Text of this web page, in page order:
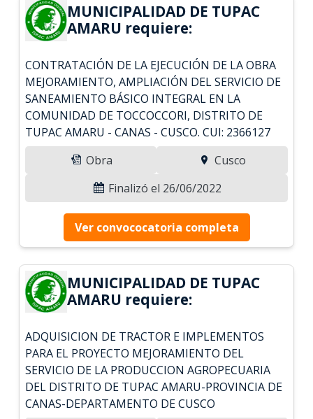
MUNICIPALIDAD DE TUPAC
AMARU requiere:
CONTRATACIÓN DE LA EJECUCIÓN DE LA OBRA
MEJORAMIENTO, AMPLIACIÓN DEL SERVICIO DE
SANEAMIENTO BÁSICO INTEGRAL EN LA
COMUNIDAD DE TOCCOCCORI, DISTRITO DE
TUPAC AMARU - CANAS - CUSCO. CUI: 2366127
Obra
Cusco
Finalizó el 26/06/2022
Ver convococatoria completa
MUNICIPALIDAD DE TUPAC
AMARU requiere:
ADQUISICION DE TRACTOR E IMPLEMENTOS
PARA EL PROYECTO MEJORAMIENTO DEL
SERVICIO DE LA PRODUCCION AGROPECUARIA
DEL DISTRITO DE TUPAC AMARU-PROVINCIA DE
CANAS-DEPARTAMENTO DE CUSCO